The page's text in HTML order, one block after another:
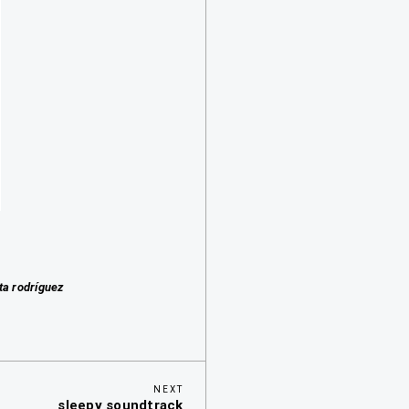
rodríguez
Next
NEXT
sleepy soundtrack